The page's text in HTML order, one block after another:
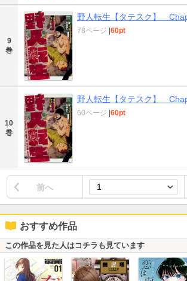
9
巻
野人転生【タテスク】
78ページ 60pt
10
巻
野人転生【タテスク】
60ページ 60pt
前へ
おすすめ作品
この作品を見た人はコチラも見ています